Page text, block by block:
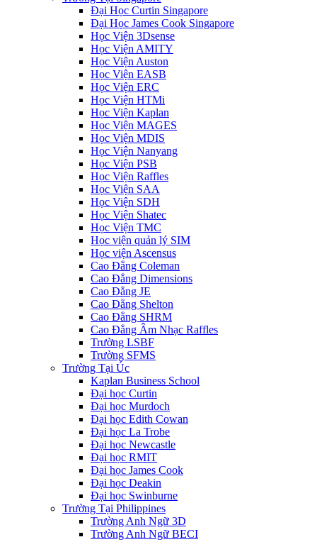
Đại Học Curtin Singapore
Đại Học James Cook Singapore
Học Viện 3Dsense
Học Viện AMITY
Học Viện Auston
Học Viện EASB
Học Viện ERC
Học Viện HTMi
Học Viện Kaplan
Học Viện MAGES
Học Viện MDIS
Học Viện Nanyang
Học Viện PSB
Học Viện Raffles
Học Viện SAA
Học Viện SDH
Học Viện Shatec
Học Viện TMC
Học viện quản lý SIM
Học viện Ascensus
Cao Đẳng Coleman
Cao Đẳng Dimensions
Cao Đẳng JE
Cao Đẳng Shelton
Cao Đẳng SHRM
Cao Đẳng Âm Nhạc Raffles
Trường LSBF
Trường SFMS
Trường Tại Úc
Kaplan Business School
Đại học Curtin
Đại học Murdoch
Đại học Edith Cowan
Đại học La Trobe
Đại học Newcastle
Đại học RMIT
Đại học James Cook
Đại học Deakin
Đại học Swinburne
Trường Tại Philippines
Trường Anh Ngữ 3D
Trường Anh Ngữ BECI